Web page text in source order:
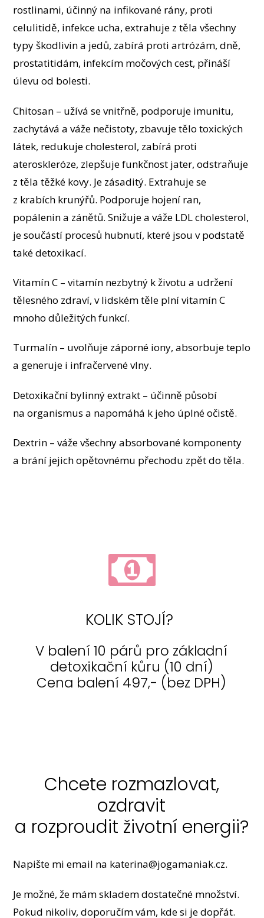
rostlinami, účinný na infikované rány, proti
celulitidě, infekce ucha, extrahuje z těla všechny
typy škodlivin a jedů, zabírá proti artrózám, dně,
prostatitidám, infekcím močových cest, přináší
úlevu od bolesti.
Chitosan – užívá se vnitřně, podporuje imunitu,
zachytává a váže nečistoty, zbavuje tělo toxických
látek, redukuje cholesterol, zabírá proti
ateroskleróze, zlepšuje funkčnost jater, odstraňuje
z těla těžké kovy. Je zásaditý. Extrahuje se
z krabích krunýřů. Podporuje hojení ran,
popálenin a zánětů. Snižuje a váže LDL cholesterol,
je součástí procesů hubnutí, které jsou v podstatě
také detoxikací.
Vitamín C – vitamín nezbytný k životu a udržení
tělesného zdraví, v lidském těle plní vitamín C
mnoho důležitých funkcí.
Turmalín – uvolňuje záporné iony, absorbuje teplo
a generuje i infračervené vlny.
Detoxikační bylinný extrakt – účinně působí
na organismus a napomáhá k jeho úplné očistě.
Dextrin – váže všechny absorbované komponenty
a brání jejich opětovnému přechodu zpět do těla.
KOLIK STOJÍ?
V balení 10 párů pro základní
detoxikační kůru (10 dní)
Cena balení 497,- (bez DPH)
Chcete rozmazlovat,
ozdravit
a rozproudit životní energii?
Napište mi email na katerina@jogamaniak.cz.
Je možné, že mám skladem dostatečné množství.
Pokud nikoliv, doporučím vám, kde si je dopřát.